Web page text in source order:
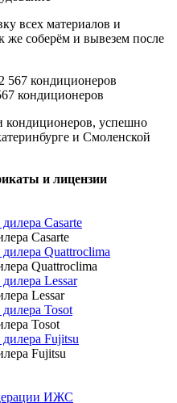
всех материалов и
же соберём и вывезем после
кондиционеров
успешно
и Смоленской
и лицензии
Casarte
Quattroclima
Lessar
Tosot
Fujitsu